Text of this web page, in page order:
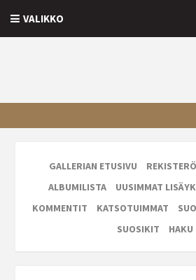
VALIKKO
GALLERIAN ETUSIVU
ALBUMILISTA
UUSIMMAT
KOMMENTIT
KATSOTUIMMAT
SUOSIKIT
HAKU